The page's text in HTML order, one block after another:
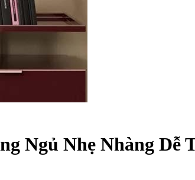
Ngủ Nhẹ Nhàng Dễ